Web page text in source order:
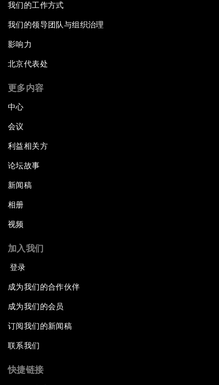
我们的工作方式
我们的领导团队与组织治理
影响力
北京代表处
更多内容
中心
会议
利益相关方
论坛故事
新闻稿
相册
视频
加入我们
登录
成为我们的合作伙伴
成为我们的会员
订阅我们的新闻稿
联系我们
快捷链接